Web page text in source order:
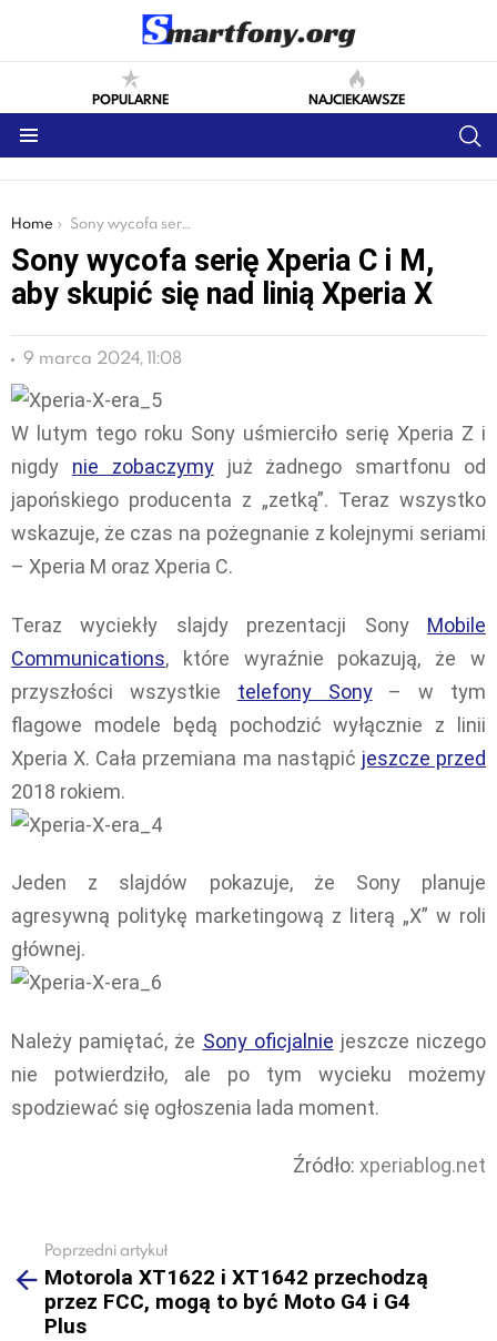
POPULARNE NAJCIEKAWSZE
You are here:
Home Sony wycofa serię Xperia C i M, aby skupić się nad linią Xperia X
Sony wycofa serię Xperia C i M,
aby skupić się nad linią Xperia X
9 marca 2024, 11:08
W lutym tego roku Sony uśmierciło serię Xperia Z i
nigdy nie zobaczymyjuż żadnego smartfonu od
japońskiego producenta z „zetką”. Teraz wszystko
wskazuje, że czas na pożegnanie z kolejnymi seriami
– Xperia M oraz Xperia C.
Teraz wyciekły slajdy prezentacji Sony Mobile
Communications, które wyraźnie pokazują, że w
przyszłości wszystkie telefony Sony– w tym
flagowe modele będą pochodzić wyłącznie z linii
Xperia X. Cała przemiana ma nastąpić jeszcze przed
2018 rokiem.
Jeden z slajdów pokazuje, że Sony planuje
agresywną politykę marketingową z literą „X” w roli
głównej.
Należy pamiętać, że Sony oficjalnie jeszcze niczego
nie potwierdziło, ale po tym wycieku możemy
spodziewać się ogłoszenia lada moment.
Źródło: xperiablog.net
more
Poprzedni artykuł
Motorola XT1622 i XT1642 przechodzą
przez FCC, mogą to być Moto G4 i G4
Plus